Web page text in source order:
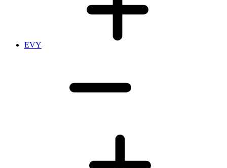
EVY